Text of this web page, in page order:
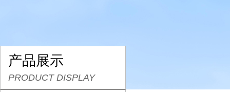
产品展示
PRODUCT DISPLAY